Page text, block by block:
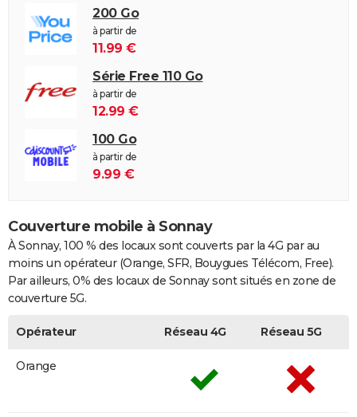
200 Go
à partir de
11.99 €
Série Free 110 Go
à partir de
12.99 €
100 Go
à partir de
9.99 €
Couverture mobile à Sonnay
À Sonnay, 100 % des locaux sont couverts par la 4G par au
moins un opérateur (Orange, SFR, Bouygues Télécom, Free).
Par ailleurs, 0% des locaux de Sonnay sont situés en zone de
couverture 5G.
Opérateur Réseau 4G Réseau 5G
Orange